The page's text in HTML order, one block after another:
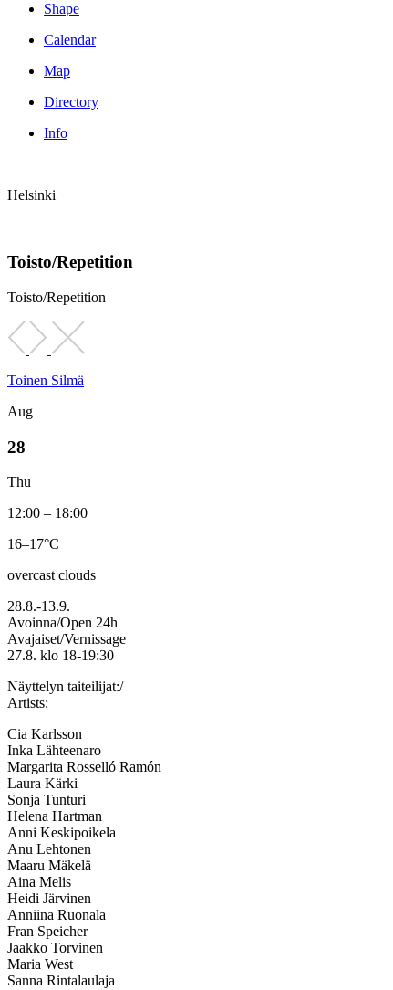
Shape
Calendar
Map
Directory
Info
Helsinki
Toisto/Repetition
Toisto/Repetition
Toinen Silmä
Aug
28
Thu
12:00 – 18:00
16–17°C
overcast clouds
28.8.-13.9.
Avoinna/Open 24h
Avajaiset/Vernissage
27.8. klo 18-19:30
Näyttelyn taiteilijat:/
Artists:
Cia Karlsson
Inka Lähteenaro
Margarita Rosselló Ramón
Laura Kärki
Sonja Tunturi
Helena Hartman
Anni Keskipoikela
Anu Lehtonen
Maaru Mäkelä
Aina Melis
Heidi Järvinen
Anniina Ruonala
Fran Speicher
Jaakko Torvinen
Maria West
Sanna Rintalaulaja